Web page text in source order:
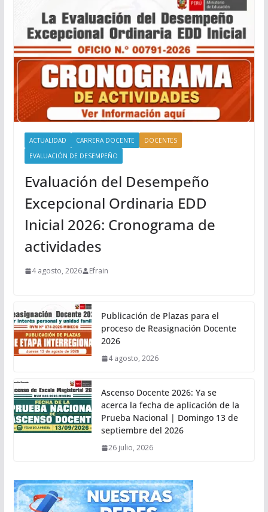
ACTUALIDAD CARRERA DOCENTE
DOCENTES
EVALUACIÓN DE DESEMPEÑO
Evaluación del Desempeño
Excepcional Ordinaria EDD
Inicial 2026: Cronograma de
actividades
4 agosto, 2026 Efrain
Publicación de Plazas para el
proceso de Reasignación Docente
2026
4 agosto, 2026
Ascenso Docente 2026: Ya se
acerca la fecha de aplicación de la
Prueba Nacional | Domingo 13 de
septiembre del 2026
26 julio, 2026